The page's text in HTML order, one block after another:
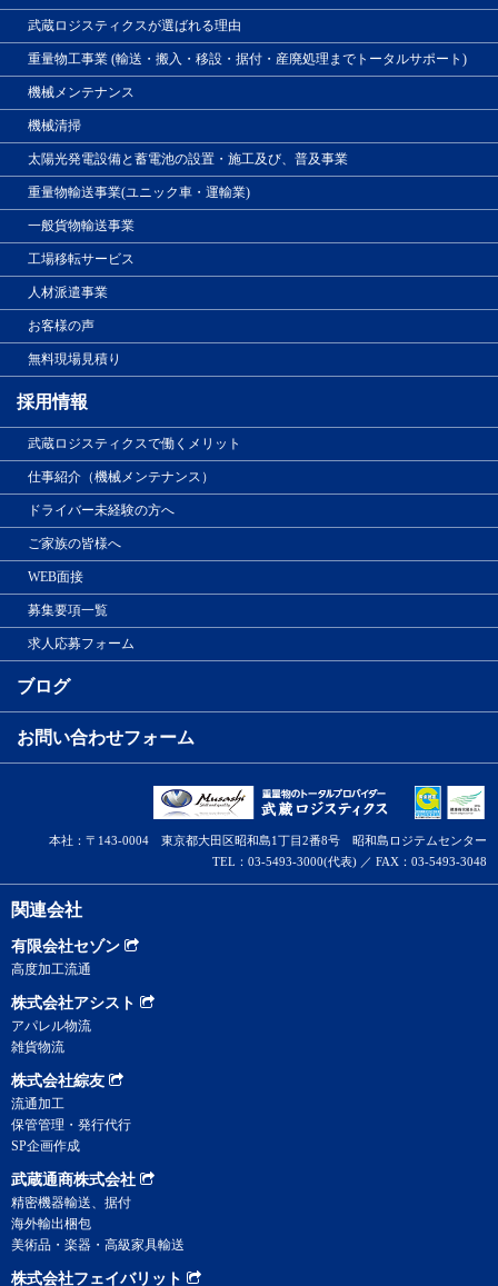
武蔵ロジスティクスが選ばれる理由
重量物工事業 (輸送・搬入・移設・据付・産廃処理までトータルサポート)
機械メンテナンス
機械清掃
太陽光発電設備と蓄電池の設置・施工及び、普及事業
重量物輸送事業(ユニック車・運輸業)
一般貨物輸送事業
工場移転サービス
人材派遣事業
お客様の声
無料現場見積り
採用情報
武蔵ロジスティクスで働くメリット
仕事紹介（機械メンテナンス）
ドライバー未経験の方へ
ご家族の皆様へ
WEB面接
募集要項一覧
求人応募フォーム
ブログ
お問い合わせフォーム
本社：〒143-0004 東京都大田区昭和島1丁目2番8号 昭和島ロジテムセンター
TEL：03-5493-3000(代表) ／ FAX：03-5493-3048
関連会社
有限会社セゾン
高度加工流通
株式会社アシスト
アパレル物流
雑貨物流
株式会社綜友
流通加工
保管管理・発行代行
SP企画作成
武蔵通商株式会社
精密機器輸送、据付
海外輸出梱包
美術品・楽器・高級家具輸送
株式会社フェイバリット